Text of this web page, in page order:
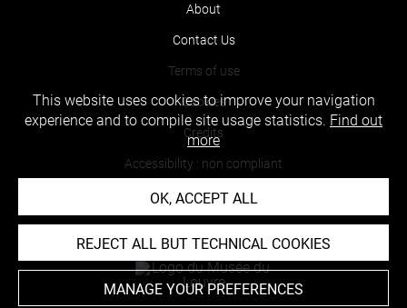
About
Contact Us
Terms of use
Cookies
Credits
Accessibility : non compliant
This website uses cookies to improve your navigation
experience and to compile site usage statistics. Find out
more
OK, ACCEPT ALL
REJECT ALL BUT TECHNICAL COOKIES
MANAGE YOUR PREFERENCES